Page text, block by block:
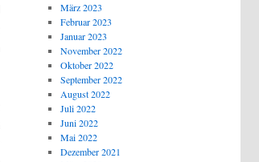
März 2023
Februar 2023
Januar 2023
November 2022
Oktober 2022
September 2022
August 2022
Juli 2022
Juni 2022
Mai 2022
Dezember 2021